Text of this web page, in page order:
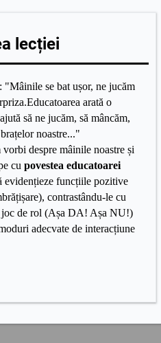
lecției
"Mâinile se bat ușor, ne jucăm
arată o
să ne jucăm, să mâncăm,
noastre..."
despre mâinile noastre și
cu povestea educatoarei
evidențieze funcțiile pozitive
contrastându-le cu
joc de rol (Așa DA! Așa NU!)
adecvate de interacțiune